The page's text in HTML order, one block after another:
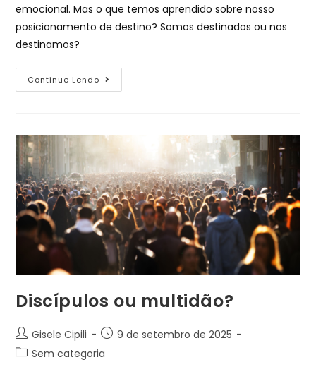
emocional. Mas o que temos aprendido sobre nosso
posicionamento de destino? Somos destinados ou nos
destinamos?
Continue Lendo
Discípulos ou multidão?
Gisele Cipili
9 de setembro de 2025
Sem categoria